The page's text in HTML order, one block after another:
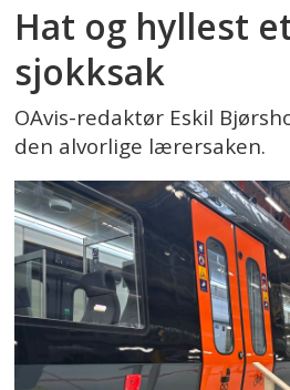
Hat og hyllest
sjokksak
OAvis-redaktør Eskil
den alvorlige lærersaken.